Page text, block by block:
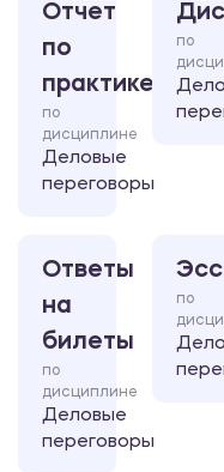
Отчет
по
практике
по
дисциплине
Деловые
переговоры
по
Ответы
на
билеты
по
дисциплине
Деловые
переговоры
по